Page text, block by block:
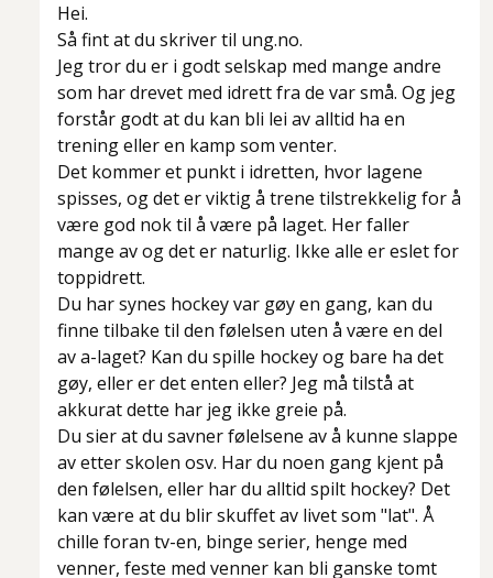
Hei.
Så fint at du skriver til ung.no.
Jeg tror du er i godt selskap med mange andre
som har drevet med idrett fra de var små. Og jeg
forstår godt at du kan bli lei av alltid ha en
trening eller en kamp som venter.
Det kommer et punkt i idretten, hvor lagene
spisses, og det er viktig å trene tilstrekkelig for å
være god nok til å være på laget. Her faller
mange av og det er naturlig. Ikke alle er eslet for
toppidrett.
Du har synes hockey var gøy en gang, kan du
finne tilbake til den følelsen uten å være en del
av a-laget? Kan du spille hockey og bare ha det
gøy, eller er det enten eller? Jeg må tilstå at
akkurat dette har jeg ikke greie på.
Du sier at du savner følelsene av å kunne slappe
av etter skolen osv. Har du noen gang kjent på
den følelsen, eller har du alltid spilt hockey? Det
kan være at du blir skuffet av livet som "lat". Å
chille foran tv-en, binge serier, henge med
venner, feste med venner kan bli ganske tomt